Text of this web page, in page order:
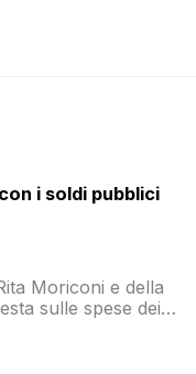
i soldi pubblici
Moriconi e della
sulle spese dei